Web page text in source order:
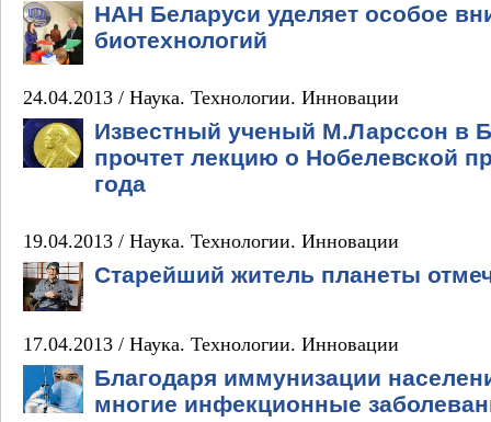
НАН Беларуси уделяет особое
биотехнологий
24.04.2013 / Наука. Технологии. Инновации
Известный ученый М.Ларссон в
прочтет лекцию о Нобелевской
года
19.04.2013 / Наука. Технологии. Инновации
Старейший житель планеты
17.04.2013 / Наука. Технологии. Инновации
Благодаря иммунизации
многие инфекционные